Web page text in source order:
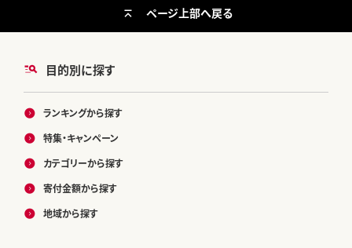
目的別に探す
ランキングから探す
特集・キャンペーン
カテゴリーから探す
寄付金額から探す
地域から探す
ページ上部へ戻る